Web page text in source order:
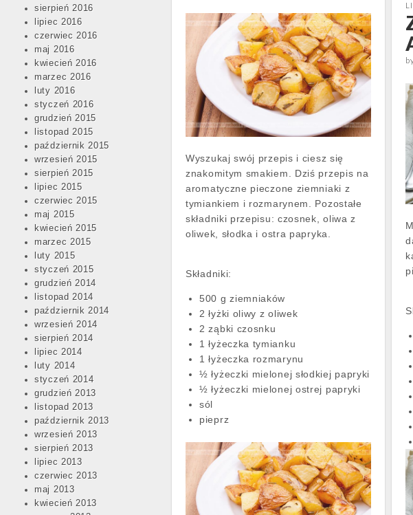
sierpień 2016
lipiec 2016
czerwiec 2016
maj 2016
kwiecień 2016
marzec 2016
luty 2016
styczeń 2016
grudzień 2015
listopad 2015
październik 2015
wrzesień 2015
sierpień 2015
lipiec 2015
czerwiec 2015
maj 2015
kwiecień 2015
marzec 2015
luty 2015
styczeń 2015
grudzień 2014
listopad 2014
październik 2014
wrzesień 2014
sierpień 2014
lipiec 2014
luty 2014
styczeń 2014
grudzień 2013
listopad 2013
październik 2013
wrzesień 2013
sierpień 2013
lipiec 2013
czerwiec 2013
maj 2013
kwiecień 2013
Wyszukaj swój przepis i ciesz się
znakomitym smakiem. Dziś przepis na
aromatyczne pieczone ziemniaki z
tymiankiem i rozmarynem. Pozostałe
składniki przepisu: czosnek, oliwa z
oliwek, słodka i ostra papryka.
Składniki:
500 g ziemniaków
2 łyżki oliwy z oliwek
2 ząbki czosnku
1 łyżeczka tymianku
1 łyżeczka rozmarynu
½ łyżeczki mielonej słodkiej papryki
½ łyżeczki mielonej ostrej papryki
sól
pieprz